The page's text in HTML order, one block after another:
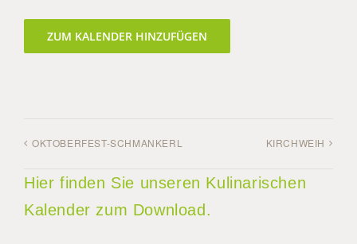
ZUM KALENDER HINZUFÜGEN
OKTOBERFEST-SCHMANKERL KIRCHWEIH
Hier finden Sie unseren Kulinarischen
Kalender zum Download.